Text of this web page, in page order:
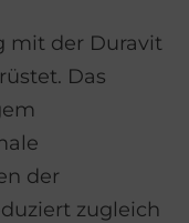
mit der Duravit
Das
der
zugleich